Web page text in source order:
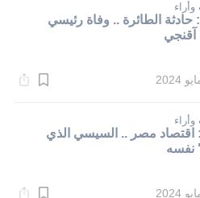
وأراء
خاص : حادثة الطائرة .. وفاة رئيسي
آقنجي
وأراء
اقتصاد مصر .. السيسي الذي
نفسه